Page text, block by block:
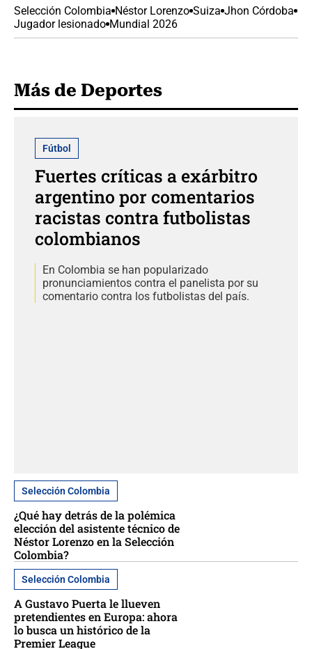
Selección Colombia Néstor Lorenzo Suiza Jhon Córdoba
Jugador lesionado Mundial 2026
Más de Deportes
Fútbol
Fuertes críticas a exárbitro
argentino por comentarios
racistas contra futbolistas
colombianos
En Colombia se han popularizado
pronunciamientos contra el panelista por su
comentario contra los futbolistas del país.
Selección Colombia
¿Qué hay detrás de la polémica
elección del asistente técnico de
Néstor Lorenzo en la Selección
Colombia?
Selección Colombia
A Gustavo Puerta le llueven
pretendientes en Europa: ahora
lo busca un histórico de la
Premier League